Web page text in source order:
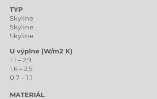
TYP
Skyline
Skyline
Skyline
U výplne (W/m2 K)
1,1 – 2,9
1,6 – 2,5
0,7 – 1,1
MATERIÁL